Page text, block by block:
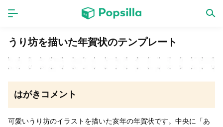
ホーム アプリ
うり坊を描いた年賀状のテンプレート
はがきコメント
可愛いうり坊のイラストを描いた亥年の年賀状です。中央に「あ